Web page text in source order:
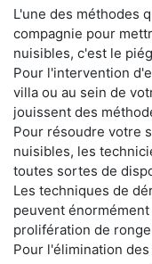
L'une des méthodes
compagnie pour
nuisibles, c'est le
Pour l'intervention
villa ou au sein de
jouissent des
Pour résoudre votre
nuisibles, les
toutes sortes de
Les techniques de
peuvent
prolifération de
Pour l'élimination